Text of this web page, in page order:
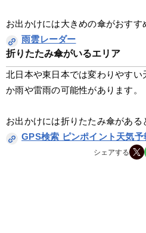
お出かけには大きめの傘がおすす
雨雲レーダー
折りたたみ傘がいるエリア
北日本や東日本では変わりやす
か雨や雷雨の可能性があります。
お出かけには折りたたみ傘がある
GPS検索 ピンポイント天気予
シェアする